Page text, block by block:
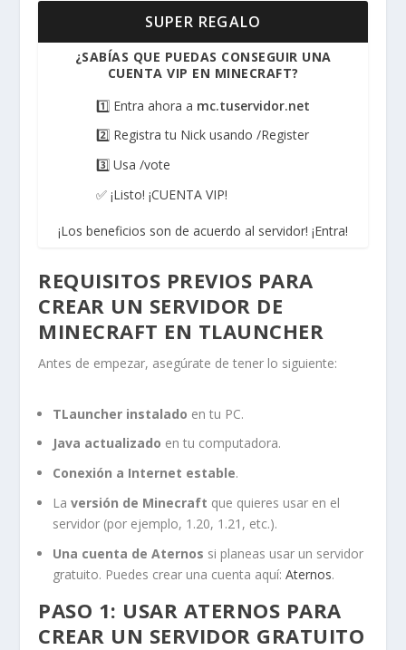
SUPER REGALO
¿SABÍAS QUE PUEDAS CONSEGUIR UNA
CUENTA VIP EN MINECRAFT?
1️⃣ Entra ahora a mc.tuservidor.net
2️⃣ Registra tu Nick usando /Register
3️⃣ Usa /vote
✅ ¡Listo! ¡CUENTA VIP!
¡Los beneficios son de acuerdo al servidor! ¡Entra!
REQUISITOS PREVIOS PARA
CREAR UN SERVIDOR DE
MINECRAFT EN TLAUNCHER
Antes de empezar, asegúrate de tener lo siguiente:
TLauncher instalado en tu PC.
Java actualizado en tu computadora.
Conexión a Internet estable.
Laversión de Minecraft que quieres usar en el
servidor (por ejemplo, 1.20, 1.21, etc.).
Una cuenta de Aternos si planeas usar un servidor
gratuito. Puedes crear una cuenta aquí:Aternos.
PASO 1: USAR ATERNOS PARA
CREAR UN SERVIDOR GRATUITO